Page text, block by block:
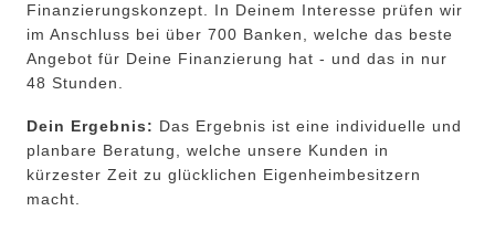
Finanzierungskonzept. In Deinem Interesse prüfen wir
im Anschluss bei über 700 Banken, welche das beste
Angebot für Deine Finanzierung hat - und das in nur
48 Stunden.
Dein Ergebnis: Das Ergebnis ist eine individuelle und
planbare Beratung, welche unsere Kunden in
kürzester Zeit zu glücklichen Eigenheimbesitzern
macht.